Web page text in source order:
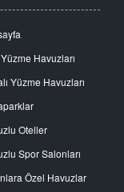
Havuzları
Yüzme Havuzları
Oteller
Spor Salonları
Özel Havuzlar